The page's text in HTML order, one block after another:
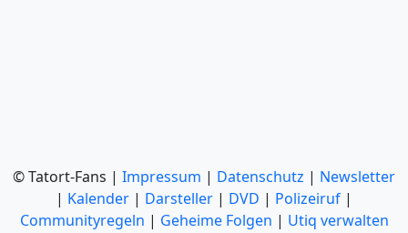
© Tatort-Fans | Impressum | Datenschutz | Newsletter
| Kalender | Darsteller | DVD | Polizeiruf |
Communityregeln | Geheime Folgen | Utiq verwalten